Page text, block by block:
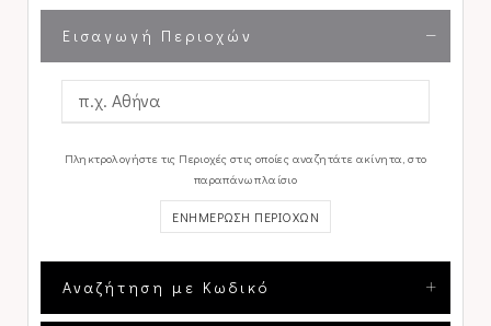
Εισαγωγή Περιοχών
Πληκτρολογήστε τις Περιοχές στις οποίες αναζητάτε ακίνητα, στο
παραπάνω πλαίσιο
ΕΝΗΜΕΡΩΣΗ ΠΕΡΙΟΧΩΝ
Αναζήτηση με Κωδικό